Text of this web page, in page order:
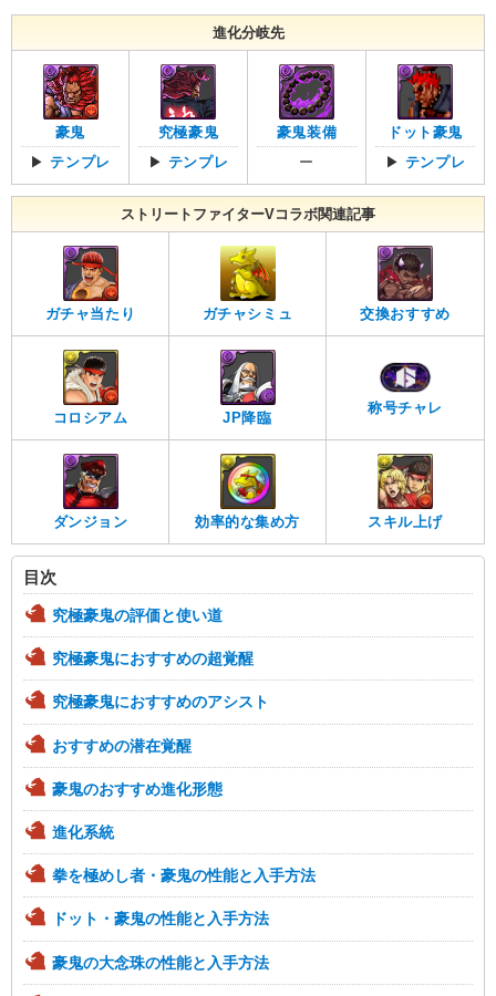
進化分岐先
豪鬼
▶テンプレ
究極豪鬼
▶ テンプレ
豪鬼装備
ー
ドット豪鬼
▶ テンプレ
ストリートファイターVコラボ関連記事
ガチャ当たり ガチャシミュ 交換おすすめ
コロシアム JP降臨
称号チャレ
ダンジョン 効率的な集め方 スキル上げ
目次
究極豪鬼の評価と使い道
究極豪鬼におすすめの超覚醒
究極豪鬼におすすめのアシスト
おすすめの潜在覚醒
豪鬼のおすすめ進化形態
進化系統
拳を極めし者・豪鬼の性能と入手方法
ドット・豪鬼の性能と入手方法
豪鬼の大念珠の性能と入手方法